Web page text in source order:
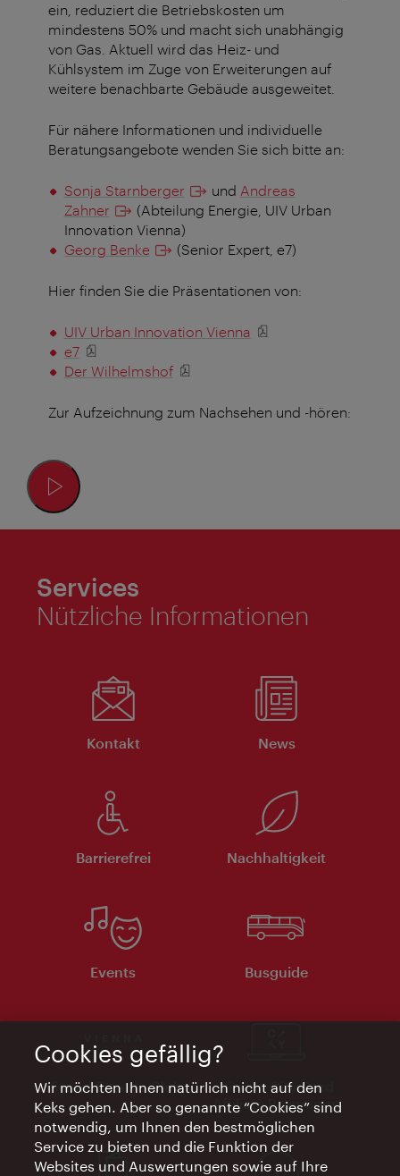
ein, reduziert die Betriebskosten um
mindestens 50% und macht sich unabhängig
von Gas. Aktuell wird das Heiz- und
Kühlsystem im Zuge von Erweiterungen auf
weitere benachbarte Gebäude ausgeweitet.
Für nähere Informationen und individuelle
Beratungsangebote wenden Sie sich bitte an:
Sonja Starnberger und Andreas
Zahner
(Abteilung Energie, UIV Urban
Innovation Vienna)
Georg Benke
(Senior Expert, e7)
Hier finden Sie die Präsentationen von:
UIV Urban Innovation Vienna
e7
Der Wilhelmshof
Zur Aufzeichnung zum Nachsehen und -hören:
Services
Nützliche Informationen
Kontakt News
Barrierefrei Nachhaltigkeit
Events Busguide
Vienna Experts Club
Vienna City Card
Affiliate Programm
Cookies gefällig?
Wir möchten Ihnen natürlich nicht auf den
Keks gehen. Aber so genannte “Cookies” sind
notwendig, um Ihnen den bestmöglichen
Service zu bieten und die Funktion der
Websites und Auswertungen sowie auf Ihre